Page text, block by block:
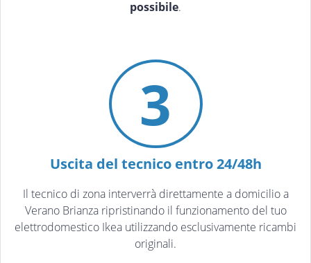
possibile.
3
Uscita del tecnico entro 24/48h
Il tecnico di zona interverrà direttamente a domicilio a
Verano Brianza ripristinando il funzionamento del tuo
elettrodomestico Ikea utilizzando esclusivamente ricambi
originali.